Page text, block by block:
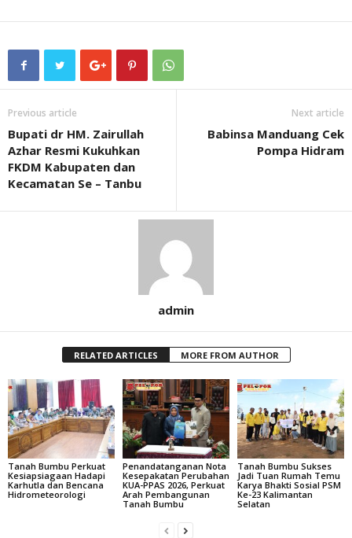
Previous article
Bupati dr HM. Zairullah
Azhar Resmi Kukuhkan
FKDM Kabupaten dan
Kecamatan Se – Tanbu
Next article
Babinsa Manduang Cek
Pompa Hidram
admin
RELATED ARTICLES MORE FROM AUTHOR
Tanah Bumbu Perkuat
Kesiapsiagaan Hadapi
Karhutla dan Bencana
Hidrometeorologi
Penandatanganan Nota
Kesepakatan Perubahan
KUA-PPAS 2026, Perkuat
Arah Pembangunan
Tanah Bumbu
Tanah Bumbu Sukses
Jadi Tuan Rumah Temu
Karya Bhakti Sosial PSM
Ke-23 Kalimantan
Selatan